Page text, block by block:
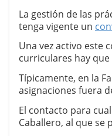
La gestión de las
tenga vigente un
Una vez activo este
curriculares hay
Típicamente, en la
asignaciones fuera
El contacto para
Caballero, al que se